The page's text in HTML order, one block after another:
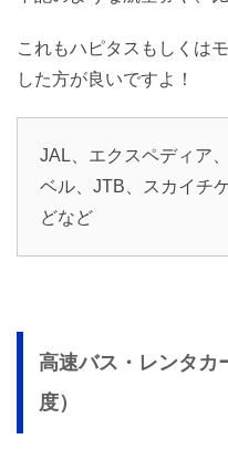
これもハピタスもしくは
した方が良いですよ！
JAL、エクスペディア
ベル、JTB、スカイチ
どなど
高速バス・レンタカ
度）